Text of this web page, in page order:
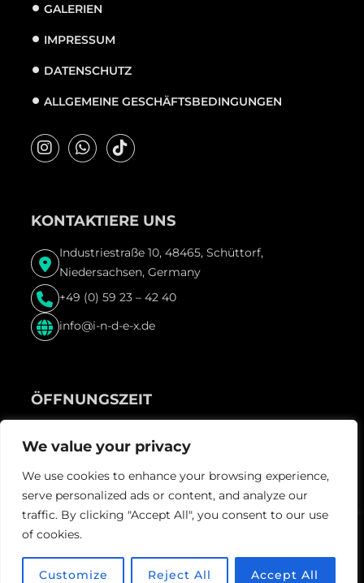
We value your privacy
We use cookies to enhance your browsing experience,
serve personalized ads or content, and analyze our
traffic. By clicking "Accept All", you consent to our use
of cookies.
Customize Reject All Accept All
GALERIEN
IMPRESSUM
DATENSCHUTZ
ALLGEMEINE GESCHÄFTSBEDINGUNGEN
KONTAKTIERE UNS
Industriestraße 10, 48465, Schüttorf,
Niedersachsen, Germany
+49 (0) 59 23 – 42 40
info@i-n-d-e-x.de
ÖFFNUNGSZEIT
Team.